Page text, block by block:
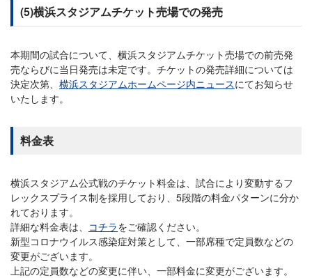
(5)横浜スタジアムチケット売場での発売
本期間の試合について、横浜スタジアムチケット売場での前売発
売ならびに当日発売は未定です。チケットの発売詳細については
決定次第、 横浜スタジアムホームページ内ニュースにてお知らせ
いたします。
料金表
横浜スタジアム公式戦のチケット料金は、試合により変動するフ
レックスプライス制を採用しており、5段階の料金パターンに分か
れております。
詳細な料金表は、 コチラをご確認ください。
新型コロナウイルス感染症対策として、一部席種で定員数などの
変更がございます。
上記の定員数などの変更に伴い、一部料金に変更がございます。